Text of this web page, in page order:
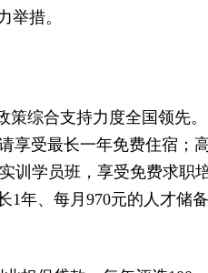
举措。
综合支持力度全国领先。
享受最长一年免费住宿；
训学员班，享受免费求职
1年、每月970元的人才储备